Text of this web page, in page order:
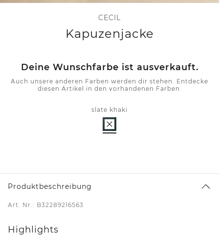
CECIL
Kapuzenjacke
Deine Wunschfarbe ist ausverkauft.
Auch unsere anderen Farben werden dir stehen. Entdecke
diesen Artikel in den vorhandenen Farben.
slate khaki
Produktbeschreibung
Art. Nr.: B32289216563
Highlights